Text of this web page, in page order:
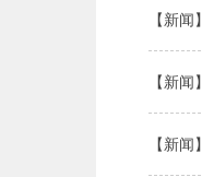
【新闻】
【新闻】
【新闻】